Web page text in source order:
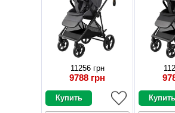
11256 грн
9788 грн